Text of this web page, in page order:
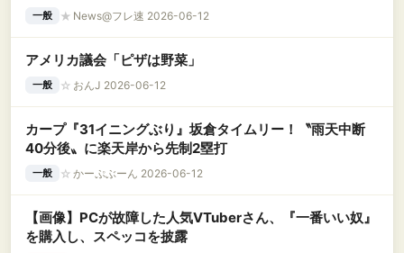
一般 ★ News@フレ速 2026-06-12
アメリカ議会「ピザは野菜」
一般 ☆ おんJ 2026-06-12
カープ『31イニングぶり』坂倉タイムリー！〝雨天中断
40分後〟に楽天岸から先制2塁打
一般 ☆ かーぷぶーん 2026-06-12
【画像】PCが故障した人気VTuberさん、『一番いい奴』
を購入し、スペッコを披露